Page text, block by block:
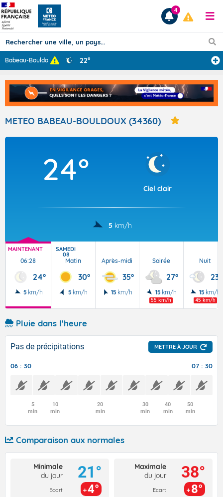
Prévisions
TOUS LES RÉSULTATS
Articles
4
Babeau-Bouldoux... 22°
METEO BABEAU-BOULDOUX (34360)
24°
Ciel clair
5 km/h
MAINTENANT
06:28
24°
5 km/h
SAMEDI
08
Matin
30°
5 km/h
Après-midi
35°
15 km/h
Soirée
27°
15 km/h
55 km/h
Nuit
23°
15 km/h
45 km/h
Pluie dans l'heure
Pas de précipitations METTRE À JOUR
06 : 30 07 : 30
5
min
10
min
20
min
30
min
40
min
50
min
Comparaison aux normales
Minimale
du jour
Ecart
21°
4°
Maximale
du jour
Ecart
38°
8°